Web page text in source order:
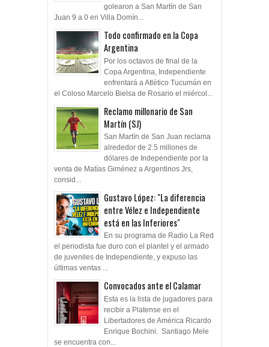
golearon a San Martín de San
Juan 9 a 0 en Villa Domín...
Todo confirmado en la Copa
Argentina
Por los octavos de final de la
Copa Argentina, Independiente
enfrentará a Atlético Tucumán en
el Coloso Marcelo Bielsa de Rosario el miércol...
Reclamo millonario de San
Martín (SJ)
San Martín de San Juan reclama
alrededor de 2.5 millones de
dólares de Independiente por la
venta de Matías Giménez a Argentinos Jrs,
consid...
Gustavo López: "La diferencia
entre Vélez e Independiente
está en las Inferiores"
En su programa de Radio La Red
el periodista fue duro con el plantel y el armado
de juveniles de Independiente, y expuso las
últimas ventas ...
Convocados ante el Calamar
Esta es la lista de jugadores para
recibir a Platense en el
Libertadores de América Ricardo
Enrique Bochini. Santiago Mele
se encuentra con...